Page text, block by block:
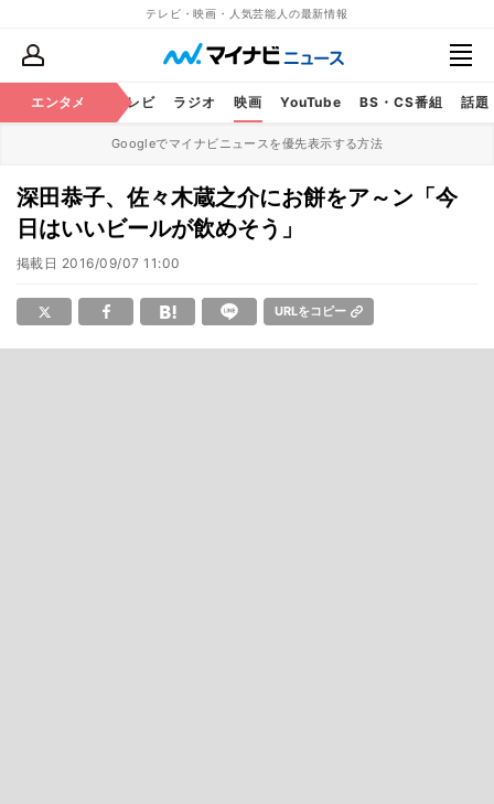
テレビ・映画・人気芸能人の最新情報
エンタメ
芸能 テレビ ラジオ 映画 YouTube BS・CS番組 話題
Googleでマイナビニュースを優先表示する方法
深田恭子、佐々木蔵之介にお餅をア～ン「今
日はいいビールが飲めそう」
掲載日 2016/09/07 11:00
URLをコピー